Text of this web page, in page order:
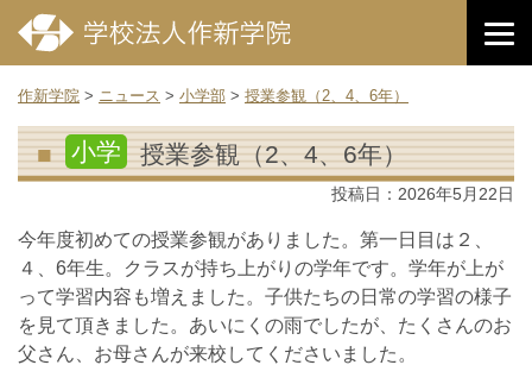
作新学院 > ニュース > 小学部 > 授業参観（2、4、6年）
小学 授業参観（2、4、6年）
投稿日： 2026年5月22日
今年度初めての授業参観がありました。第一日目は２、
４、6年生。クラスが持ち上がりの学年です。学年が上が
って学習内容も増えました。子供たちの日常の学習の様子
を見て頂きました。あいにくの雨でしたが、たくさんのお
父さん、お母さんが来校してくださいました。